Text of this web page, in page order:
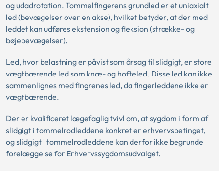
og udadrotation. Tommelfingerens grundled er et uniaxialt
led (bevægelser over en akse), hvilket betyder, at der med
leddet kan udføres ekstension og fleksion (strække- og
bøjebevægelser).
Led, hvor belastning er påvist som årsag til slidgigt, er store
vægtbærende led som knæ- og hofteled. Disse led kan ikke
sammenlignes med fingrenes led, da fingerleddene ikke er
vægtbærende.
Der er kvalificeret lægefaglig tvivl om, at sygdom i form af
slidgigt i tommelrodleddene konkret er erhvervsbetinget,
og slidgigt i tommelrodleddene kan derfor ikke begrunde
forelæggelse for Erhvervssygdomsudvalget.